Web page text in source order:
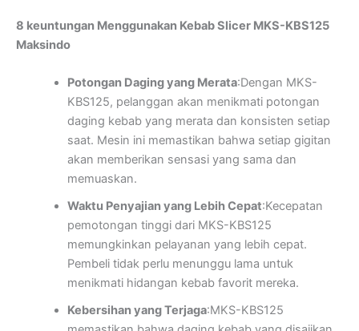
8 keuntungan Menggunakan Kebab Slicer MKS-KBS125
Maksindo
Potongan Daging yang Merata:Dengan MKS-
KBS125, pelanggan akan menikmati potongan
daging kebab yang merata dan konsisten setiap
saat. Mesin ini memastikan bahwa setiap gigitan
akan memberikan sensasi yang sama dan
memuaskan.
Waktu Penyajian yang Lebih Cepat:Kecepatan
pemotongan tinggi dari MKS-KBS125
memungkinkan pelayanan yang lebih cepat.
Pembeli tidak perlu menunggu lama untuk
menikmati hidangan kebab favorit mereka.
Kebersihan yang Terjaga:MKS-KBS125